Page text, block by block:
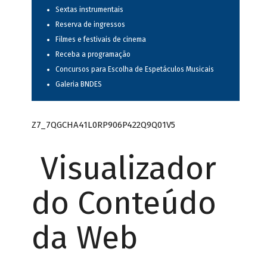
Sextas instrumentais
Reserva de ingressos
Filmes e festivais de cinema
Receba a programação
Concursos para Escolha de Espetáculos Musicais
Galeria BNDES
Z7_7QGCHA41L0RP906P422Q9Q01V5
Visualizador
do Conteúdo
da Web